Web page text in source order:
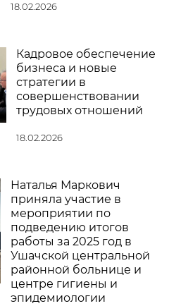
18.02.2026
Кадровое обеспечение
бизнеса и новые
стратегии в
совершенствовании
трудовых отношений
18.02.2026
Наталья Маркович
приняла участие в
мероприятии по
подведению итогов
работы за 2025 год в
Ушачской центральной
районной больнице и
центре гигиены и
эпидемиологии